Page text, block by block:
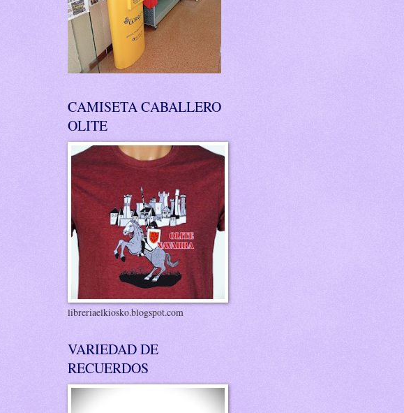
CAMISETA CABALLERO
OLITE
libreriaelkiosko.blogspot.com
VARIEDAD DE
RECUERDOS